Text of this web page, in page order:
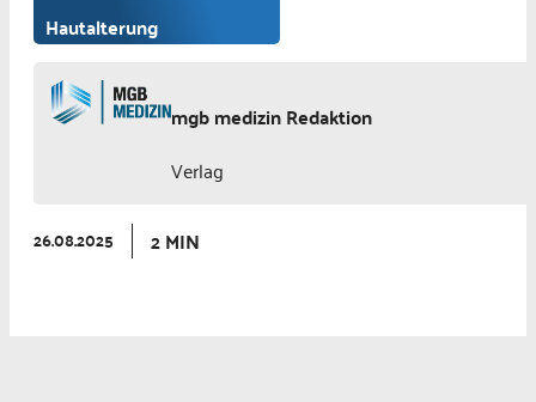
Hautalterung
mgb medizin Redaktion
Verlag
26.08.2025 2 MIN